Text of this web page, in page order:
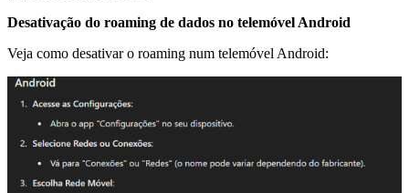
Desativação do roaming de dados no telemóvel Android
Veja como desativar o roaming num telemóvel Android: